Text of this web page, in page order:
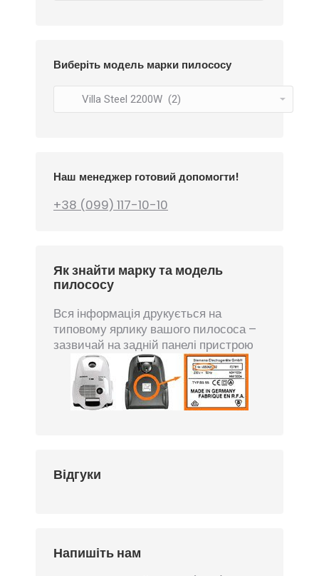
Виберіть модель марки пилососу
Наш менеджер готовий допомогти!
+38 (099) 117-10-10
Як знайти марку та модель
пилососу
Вся інформація друкується на
типовому ярлику вашого пилососа –
зазвичай на задній панелі пристрою
Відгуки
Напишіть нам